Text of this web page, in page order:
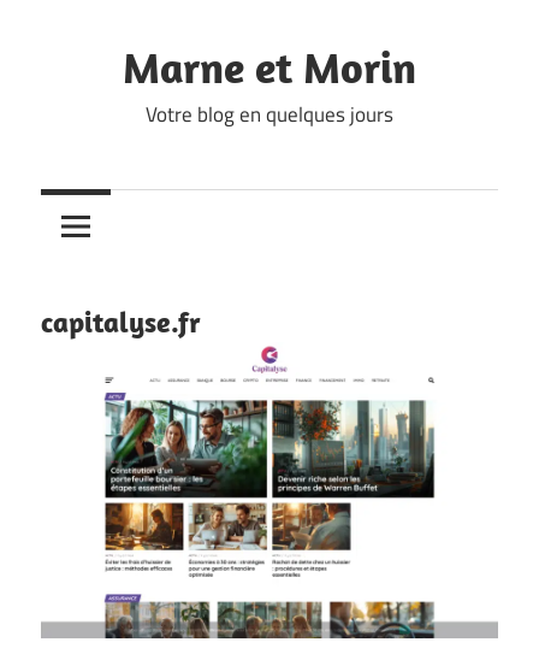
Marne et Morin
Votre blog en quelques jours
capitalyse.fr